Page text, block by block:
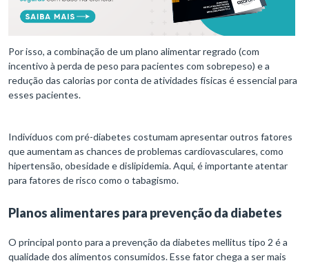
Por isso, a combinação de um plano alimentar regrado (com
incentivo à perda de peso para pacientes com sobrepeso) e a
redução das calorias por conta de atividades físicas é essencial para
esses pacientes.
Indivíduos com pré-diabetes costumam apresentar outros fatores
que aumentam as chances de problemas cardiovasculares, como
hipertensão, obesidade e dislipidemia. Aqui, é importante atentar
para fatores de risco como o tabagismo.
Planos alimentares para prevenção da diabetes
O principal ponto para a prevenção da diabetes mellitus tipo 2 é a
qualidade dos alimentos consumidos. Esse fator chega a ser mais